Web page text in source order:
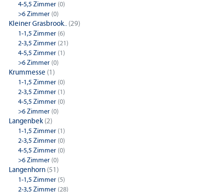
4-5,5 Zimmer (0)
>6 Zimmer (0)
Kleiner Grasbrook.. (29)
1-1,5 Zimmer (6)
2-3,5 Zimmer (21)
4-5,5 Zimmer (1)
>6 Zimmer (0)
Krummesse (1)
1-1,5 Zimmer (0)
2-3,5 Zimmer (1)
4-5,5 Zimmer (0)
>6 Zimmer (0)
Langenbek (2)
1-1,5 Zimmer (1)
2-3,5 Zimmer (0)
4-5,5 Zimmer (0)
>6 Zimmer (0)
Langenhorn (51)
1-1,5 Zimmer (5)
2-3,5 Zimmer (28)